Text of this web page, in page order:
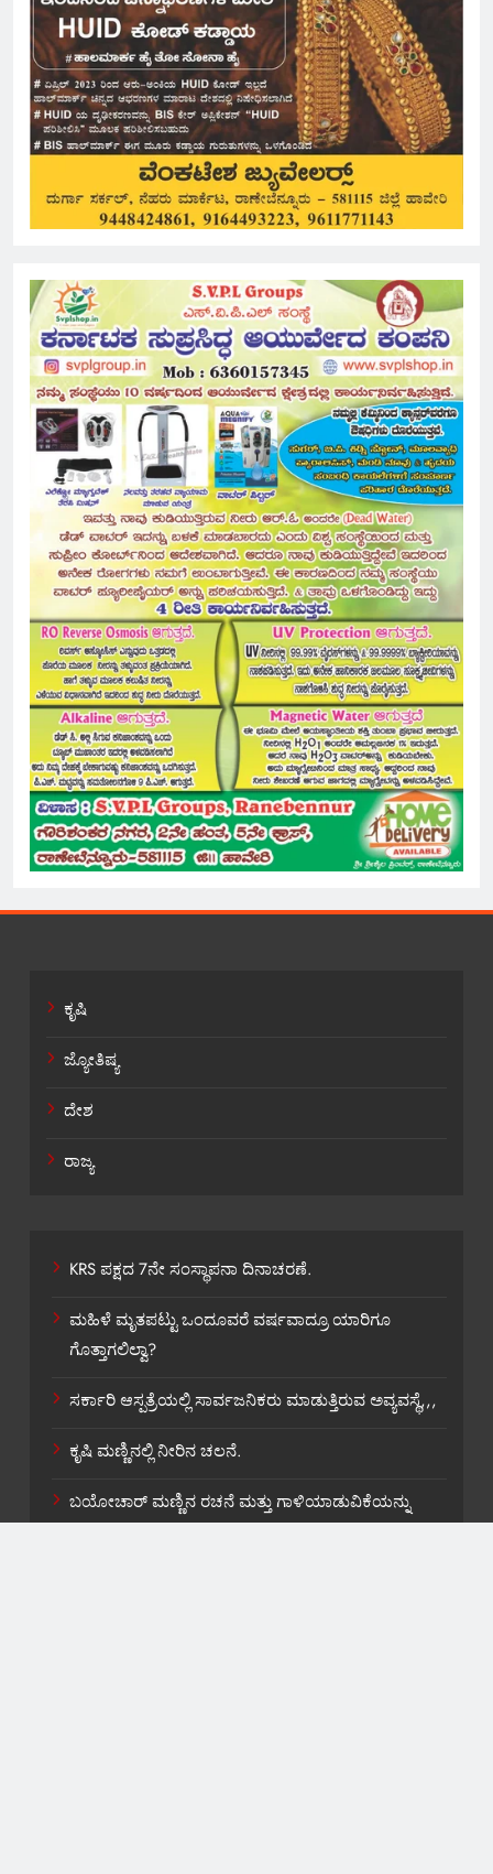
ಕೃಷಿ
ಜ್ಯೋತಿಷ್ಯ
ದೇಶ
ರಾಜ್ಯ
KRS ಪಕ್ಷದ 7ನೇ ಸಂಸ್ಥಾಪನಾ ದಿನಾಚರಣೆ.
ಮಹಿಳೆ ಮೃತಪಟ್ಟು ಒಂದೂವರೆ ವರ್ಷವಾದ್ರೂ ಯಾರಿಗೂ
ಗೊತ್ತಾಗಲಿಲ್ವಾ?
ಸರ್ಕಾರಿ ಆಸ್ಪತ್ರೆಯಲ್ಲಿ ಸಾರ್ವಜನಿಕರು ಮಾಡುತ್ತಿರುವ ಅವ್ಯವಸ್ಥೆ,,,
ಕೃಷಿ ಮಣ್ಣಿನಲ್ಲಿ ನೀರಿನ ಚಲನೆ.
ಬಯೋಚಾರ್ ಮಣ್ಣಿನ ರಚನೆ ಮತ್ತು ಗಾಳಿಯಾಡುವಿಕೆಯನ್ನು